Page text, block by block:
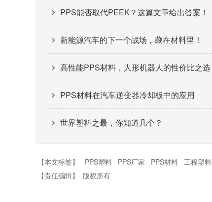
PPS能否取代PEEK？这篇文章给出答案！
新能源汽车的下一个战场，藏在材料里！
高性能PPS材料，人形机器人的性价比之选
PPS材料在汽车逆变器冷却板中的应用
世界塑料之最，你知道几个？
【本文标签】 PPS塑料 PPS厂家 PPS材料 工程塑料
【责任编辑】
版权所有